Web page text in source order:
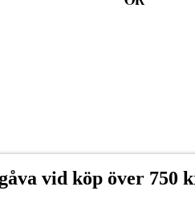
POP ART
vid köp över 750